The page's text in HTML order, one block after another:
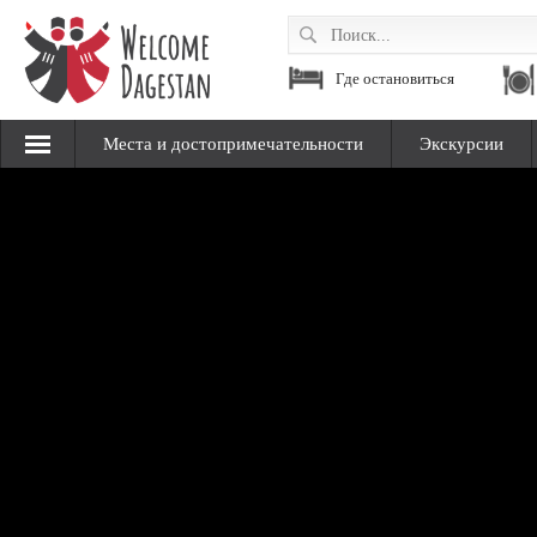
Где остановиться
Места и достопримечательности Экскурсии